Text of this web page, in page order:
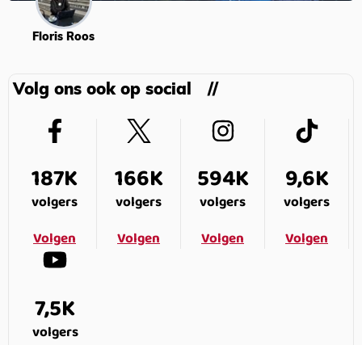
Floris Roos
Volg ons ook op social
187K
volgers
Volgen
166K
volgers
Volgen
594K
volgers
Volgen
9,6K
volgers
Volgen
7,5K
volgers